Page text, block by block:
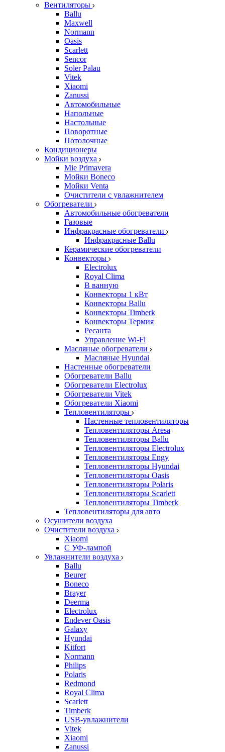
Вентиляторы
Ballu
Maxwell
Normann
Oasis
Scarlett
Sencor
Soler Palau
Vitek
Xiaomi
Zanussi
Автомобильные
Напольные
Настольные
Поворотные
Потолочные
Кондиционеры
Мойки воздуха
Mie Primavera
Мойки Boneco
Мойки Venta
Очистители с увлажнителем
Обогреватели
Автомобильные обогреватели
Газовые
Инфракрасные обогреватели
Инфракрасные Ballu
Керамические обогреватели
Конвекторы
Electrolux
Royal Clima
В ванную
Конвекторы 1 кВт
Конвекторы Ballu
Конвекторы Timberk
Конвекторы Термия
Ресанта
Управление Wi-Fi
Масляные обогреватели
Масляные Hyundai
Настенные обогреватели
Обогреватели Ballu
Обогреватели Electrolux
Обогреватели Vitek
Обогреватели Xiaomi
Тепловентиляторы
Настенные тепловентиляторы
Тепловентиляторы Aresa
Тепловентиляторы Ballu
Тепловентиляторы Electrolux
Тепловентиляторы Engy
Тепловентиляторы Hyundai
Тепловентиляторы Oasis
Тепловентиляторы Polaris
Тепловентиляторы Scarlett
Тепловентиляторы Timberk
Тепловентиляторы для авто
Осушители воздуха
Очистители воздуха
Xiaomi
С УФ-лампой
Увлажнители воздуха
Ballu
Beurer
Boneco
Brayer
Deerma
Electrolux
Endever Oasis
Galaxy
Hyundai
Kitfort
Normann
Philips
Polaris
Redmond
Royal Clima
Scarlett
Timberk
USB-увлажнители
Vitek
Xiaomi
Zanussi